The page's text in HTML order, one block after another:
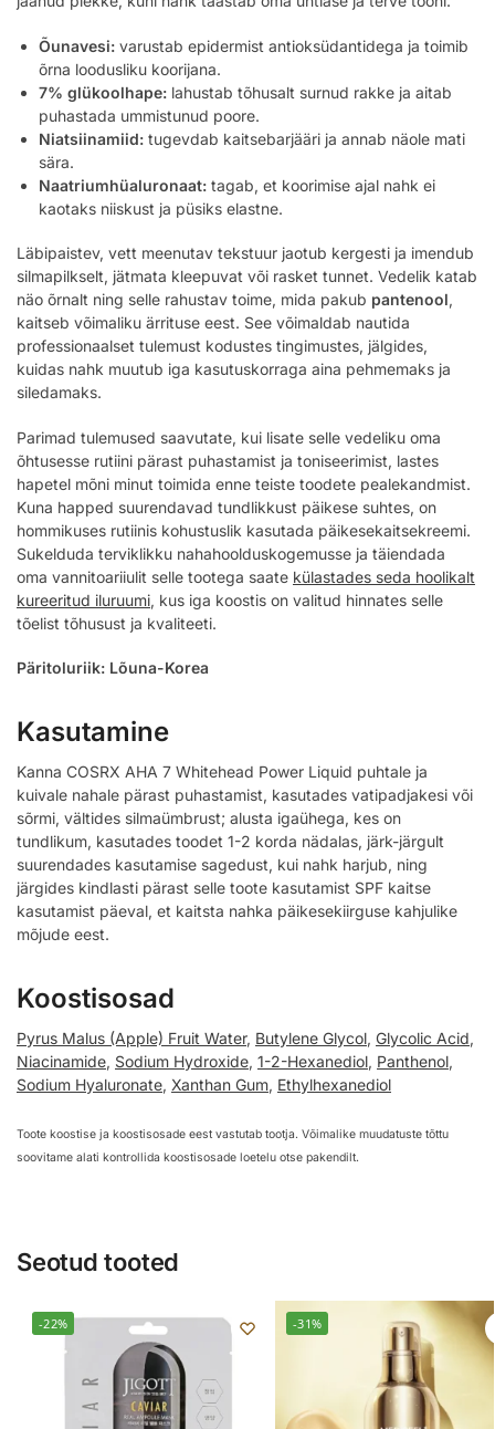
Õunavesi: varustab epidermist antioksüdantidega ja toimib
õrna loodusliku koorijana.
7% glükoolhape: lahustab tõhusalt surnud rakke ja aitab
puhastada ummistunud poore.
Niatsiinamiid: tugevdab kaitsebarjääri ja annab näole mati
sära.
Naatriumhüaluronaat: tagab, et koorimise ajal nahk ei
kaotaks niiskust ja püsiks elastne.
Läbipaistev, vett meenutav tekstuur jaotub kergesti ja imendub
silmapilkselt, jätmata kleepuvat või rasket tunnet. Vedelik katab
näo õrnalt ning selle rahustav toime, mida pakub pantenool,
kaitseb võimaliku ärrituse eest. See võimaldab nautida
professionaalset tulemust kodustes tingimustes, jälgides,
kuidas nahk muutub iga kasutuskorraga aina pehmemaks ja
siledamaks.
Parimad tulemused saavutate, kui lisate selle vedeliku oma
õhtusesse rutiini pärast puhastamist ja toniseerimist, lastes
hapetel mõni minut toimida enne teiste toodete pealekandmist.
Kuna happed suurendavad tundlikkust päikese suhtes, on
hommikuses rutiinis kohustuslik kasutada päikesekaitsekreemi.
Sukelduda terviklikku nahahoolduskogemusse ja täiendada
oma vannitoariiulit selle tootega saate külastades seda hoolikalt
kureeritud iluruumi, kus iga koostis on valitud hinnates selle
tõelist tõhusust ja kvaliteeti.
Päritoluriik: Lõuna-Korea
Kasutamine
Kanna COSRX AHA 7 Whitehead Power Liquid puhtale ja
kuivale nahale pärast puhastamist, kasutades vatipadjakesi või
sõrmi, vältides silmaümbrust; alusta igaühega, kes on
tundlikum, kasutades toodet 1-2 korda nädalas, järk-järgult
suurendades kasutamise sagedust, kui nahk harjub, ning
järgides kindlasti pärast selle toote kasutamist SPF kaitse
kasutamist päeval, et kaitsta nahka päikesekiirguse kahjulike
mõjude eest.
Koostisosad
Pyrus Malus (Apple) Fruit Water, Butylene Glycol, Glycolic Acid,
Niacinamide, Sodium Hydroxide, 1-2-Hexanediol, Panthenol,
Sodium Hyaluronate, Xanthan Gum, Ethylhexanediol
Toote koostise ja koostisosade eest vastutab tootja. Võimalike muudatuste tõttu
soovitame alati kontrollida koostisosade loetelu otse pakendilt.
Seotud tooted
-22% -31%